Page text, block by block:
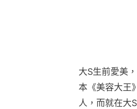
大S生前愛美
本《美容大王
人，而就在大